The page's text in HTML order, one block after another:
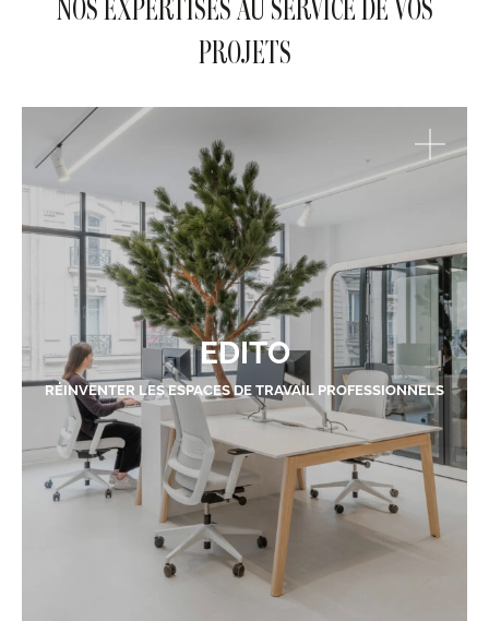
NOS EXPERTISES AU SERVICE DE VOS
PROJETS
EDITO
RÉINVENTER LES ESPACES DE TRAVAIL PROFESSIONNELS